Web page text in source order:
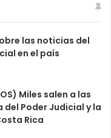
las noticias del
en el país
Miles salen a las
del Poder Judicial y la
Rica